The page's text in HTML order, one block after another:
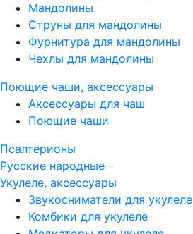
Мандолины
Струны для мандолины
Фурнитура для мандолины
Чехлы для мандолины
Поющие чаши, аксессуары
Аксессуары для чаш
Поющие чаши
Псалтерионы
Русские народные
Укулеле, аксессуары
Звукосниматели для укулеле
Комбики для укулеле